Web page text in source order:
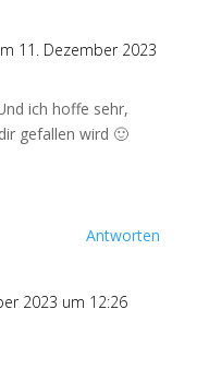
11. Dezember 2023
ich hoffe sehr,
gefallen wird 🙂
Antworten
2023 um 12:26